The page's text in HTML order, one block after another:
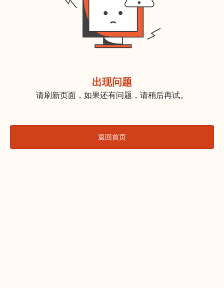
出现问题
请刷新页面，如果还有问题，请稍后再试。
返回首页